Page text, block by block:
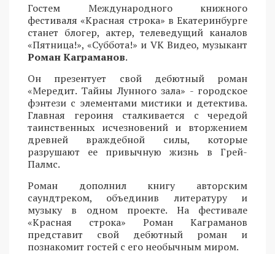
Гостем Международного книжного
фестиваля «Красная строка» в Екатеринбурге
станет блогер, актер, телеведущий каналов
«Пятница!», «Суббота!» и VK Видео, музыкант
Роман Каграманов.
Он презентует свой дебютный роман
«Мередит. Тайны Лунного зала» - городское
фэнтези с элементами мистики и детектива.
Главная героиня сталкивается с чередой
таинственных исчезновений и вторжением
древней враждебной силы, которые
разрушают ее привычную жизнь в Грей-
Палмс.
Роман дополнил книгу авторским
саундтреком, объединив литературу и
музыку в одном проекте. На фестивале
«Красная строка» Роман Каграманов
представит свой дебютный роман и
познакомит гостей с его необычным миром.